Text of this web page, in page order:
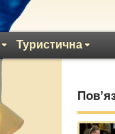
Туристична